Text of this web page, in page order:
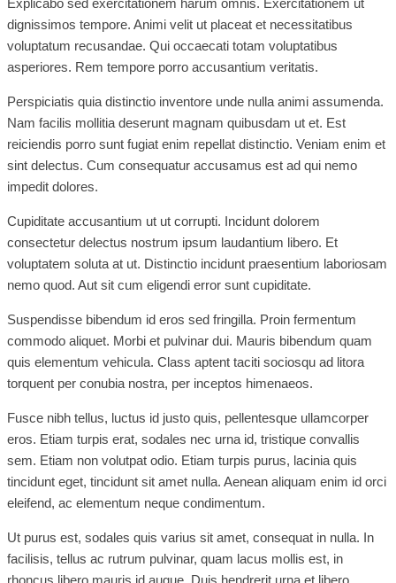
dignissimos tempore. Animi velit ut placeat et necessitatibus
voluptatum recusandae. Qui occaecati totam voluptatibus
asperiores. Rem tempore porro accusantium veritatis.
Perspiciatis quia distinctio inventore unde nulla animi assumenda.
Nam facilis mollitia deserunt magnam quibusdam ut et. Est
reiciendis porro sunt fugiat enim repellat distinctio. Veniam enim et
sint delectus. Cum consequatur accusamus est ad qui nemo
impedit dolores.
Cupiditate accusantium ut ut corrupti. Incidunt dolorem
consectetur delectus nostrum ipsum laudantium libero. Et
voluptatem soluta at ut. Distinctio incidunt praesentium laboriosam
nemo quod. Aut sit cum eligendi error sunt cupiditate.
Suspendisse bibendum id eros sed fringilla. Proin fermentum
commodo aliquet. Morbi et pulvinar dui. Mauris bibendum quam
quis elementum vehicula. Class aptent taciti sociosqu ad litora
torquent per conubia nostra, per inceptos himenaeos.
Fusce nibh tellus, luctus id justo quis, pellentesque ullamcorper
eros. Etiam turpis erat, sodales nec urna id, tristique convallis
sem. Etiam non volutpat odio. Etiam turpis purus, lacinia quis
tincidunt eget, tincidunt sit amet nulla. Aenean aliquam enim id orci
eleifend, ac elementum neque condimentum.
Ut purus est, sodales quis varius sit amet, consequat in nulla. In
facilisis, tellus ac rutrum pulvinar, quam lacus mollis est, in
rhoncus libero mauris id augue. Duis hendrerit urna et libero